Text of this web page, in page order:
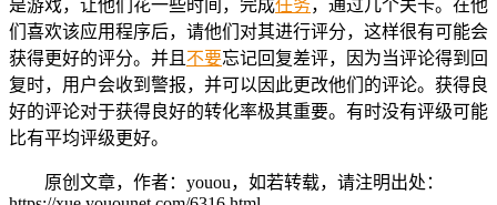
是游戏，让他们花一些时间，完成任务，通过几个关卡。在他
们喜欢该应用程序后，请他们对其进行评分，这样很有可能会
获得更好的评分。并且 不要忘记回复差评，因为当评论得到回
复时，用户会收到警报，并可以因此更改他们的评论。获得良
好的评论对于获得良好的转化率极其重要。有时没有评级可能
比有平均评级更好。
原创文章，作者：youou，如若转载，请注明出处：